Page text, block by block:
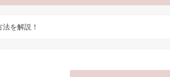
を解説！